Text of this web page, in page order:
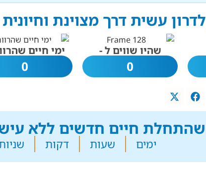
עשית דרך מצוינת
שהיו שווים ל -
0
ימי חיים
0
חיים חדשים ללא
ימים שעות דקות